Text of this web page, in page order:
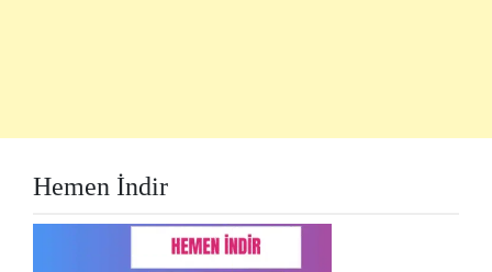
Hemen İndir